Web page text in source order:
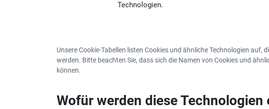
Technologien.
Unsere Cookie-Tabellen listen Cookies und ähnliche Technologien auf,
werden. Bitte beachten Sie, dass sich die Namen von Cookies und
können.
Wofür werden diese Technologien